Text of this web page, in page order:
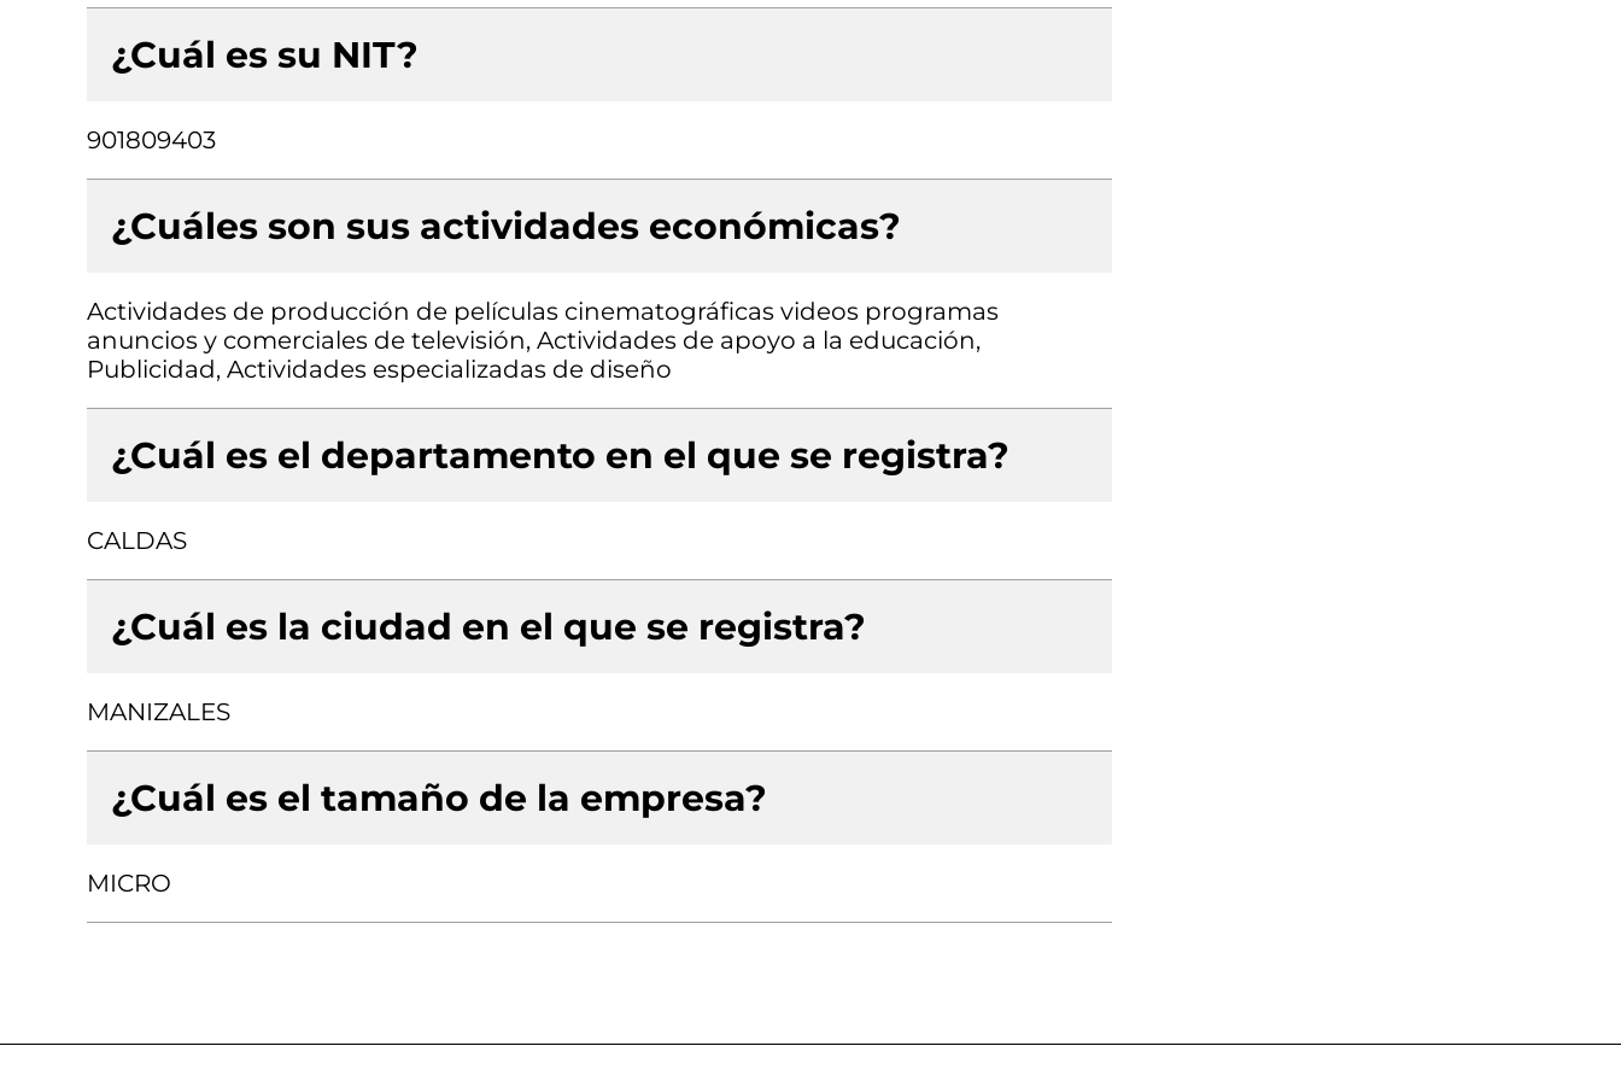
¿Cuál es su NIT?
901809403
¿Cuáles son sus actividades económicas?
Actividades de producción de películas cinematográficas videos programas
anuncios y comerciales de televisión, Actividades de apoyo a la educación,
Publicidad, Actividades especializadas de diseño
¿Cuál es el departamento en el que se registra?
CALDAS
¿Cuál es la ciudad en el que se registra?
MANIZALES
¿Cuál es el tamaño de la empresa?
MICRO